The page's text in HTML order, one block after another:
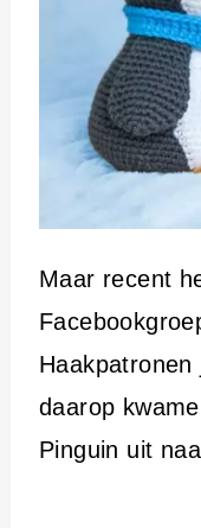
Maar recent
Haakpatronen
daarop
Pinguin uit